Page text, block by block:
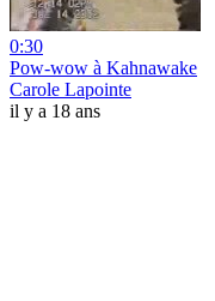
0:30
Pow-wow à Kahnawake
Carole Lapointe
il y a 18 ans